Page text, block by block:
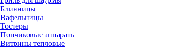
Блинницы
Вафельницы
Тостеры
Пончиковые аппараты
Витрины тепловые